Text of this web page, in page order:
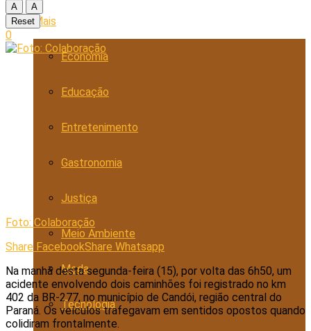
Mais
Economia
Educação
Entretenimento
Gastronomia
Justiça
Meio Ambiente
Moda
Tecnologia
A
A
Reset
0
Foto: Colaboração
Share FacebookShare Whatsapp
Na manhã desta segunda-feira (15), por volta das 6h50, um
acidente envolvendo dois caminhões foi registrado no km
402 da BR-277, no município de Candói, região central do
Paraná. Os veículos trafegavam em sentidos opostos quando
colidiram frontalmente.